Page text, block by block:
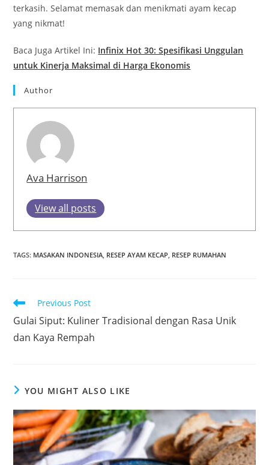
terkasih. Selamat memasak dan menikmati ayam kecap
yang nikmat!
Baca Juga Artikel Ini: Infinix Hot 30: Spesifikasi Unggulan
untuk Kinerja Maksimal di Harga Ekonomis
Author
Ava Harrison
View all posts
TAGS: MASAKAN INDONESIA, RESEP AYAM KECAP, RESEP RUMAHAN
Read
more
articles
Previous Post
Gulai Siput: Kuliner Tradisional dengan Rasa Unik
dan Kaya Rempah
YOU MIGHT ALSO LIKE